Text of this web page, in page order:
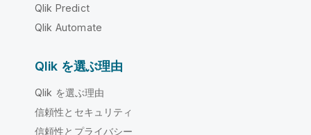
Qlik Predict
Qlik Automate
Qlik を選ぶ理由
Qlik を選ぶ理由
信頼性とセキュリティ
信頼性とプライバシー